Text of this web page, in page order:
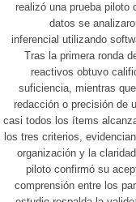
realizó una prueba piloto
datos se
inferencial utilizando
Tras la primera ronda
reactivos obtuvo
suficiencia, mientras
redacción o precisión de
casi todos los ítems
los tres criterios,
organización y la
piloto confirmó su
comprensión entre los